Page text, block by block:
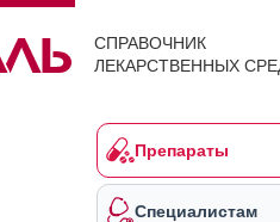
СПРАВОЧНИК
ЛЕКАРСТВЕННЫХ
Препараты
Специалистам